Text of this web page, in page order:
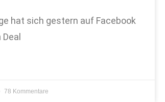
hat sich gestern auf Facebook
78 Kommentare